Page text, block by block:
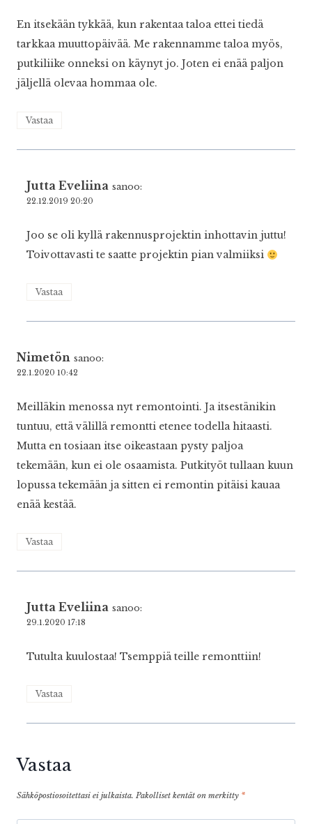
En itsekään tykkää, kun rakentaa taloa ettei tiedä
tarkkaa muuttopäivää. Me rakennamme taloa myös,
putkiliike onneksi on käynyt jo. Joten ei enää paljon
jäljellä olevaa hommaa ole.
Vastaa
Jutta Eveliina sanoo:
22.12.2019 20:20
Joo se oli kyllä rakennusprojektin inhottavin juttu!
Toivottavasti te saatte projektin pian valmiiksi
Vastaa
Nimetön sanoo:
22.1.2020 10:42
Meilläkin menossa nyt remontointi. Ja itsestänikin
tuntuu, että välillä remontti etenee todella hitaasti.
Mutta en tosiaan itse oikeastaan pysty paljoa
tekemään, kun ei ole osaamista. Putkityöt tullaan kuun
lopussa tekemään ja sitten ei remontin pitäisi kauaa
enää kestää.
Vastaa
Jutta Eveliina sanoo:
29.1.2020 17:18
Tutulta kuulostaa! Tsemppiä teille remonttiin!
Vastaa
Vastaa
Sähköpostiosoitettasi ei julkaista. Pakolliset kentät on merkitty *